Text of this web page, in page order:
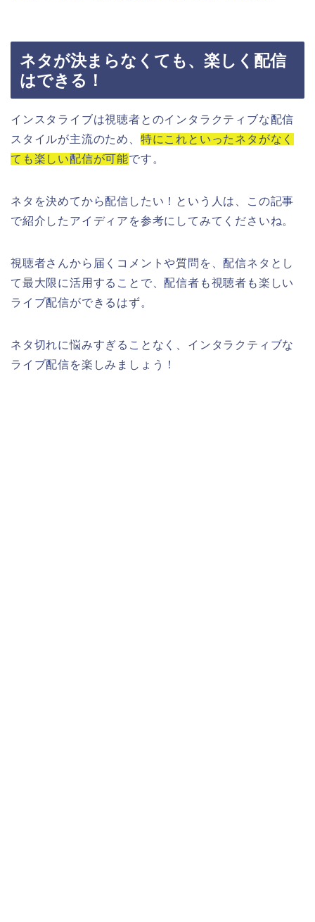
ネタが決まらなくても、楽しく配信
はできる！
インスタライブは視聴者とのインタラクティブな配信
スタイルが主流のため、 特にこれといったネタがなく
ても楽しい配信が可能です。
ネタを決めてから配信したい！という人は、この記事
で紹介したアイディアを参考にしてみてくださいね。
視聴者さんから届くコメントや質問を、配信ネタとし
て最大限に活用することで、配信者も視聴者も楽しい
ライブ配信ができるはず。
ネタ切れに悩みすぎることなく、インタラクティブな
ライブ配信を楽しみましょう！